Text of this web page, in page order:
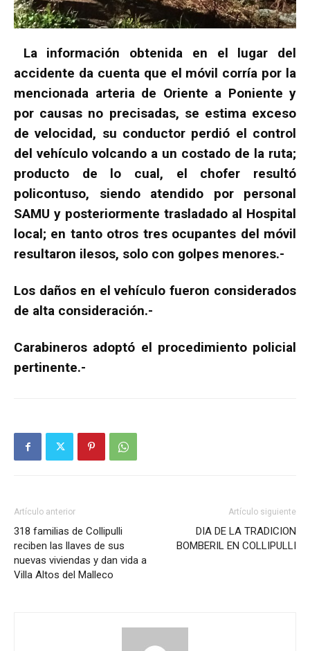
La información obtenida en el lugar del
accidente da cuenta que el móvil corría por la
mencionada arteria de Oriente a Poniente y
por causas no precisadas, se estima exceso
de velocidad, su conductor perdió el control
del vehículo volcando a un costado de la ruta;
producto de lo cual, el chofer resultó
policontuso, siendo atendido por personal
SAMU y posteriormente trasladado al Hospital
local; en tanto otros tres ocupantes del móvil
resultaron ilesos, solo con golpes menores.-
Los daños en el vehículo fueron considerados
de alta consideración.-
Carabineros adoptó el procedimiento policial
pertinente.-
Artículo anterior
318 familias de Collipulli
reciben las llaves de sus
nuevas viviendas y dan vida a
Villa Altos del Malleco
Artículo siguiente
DIA DE LA TRADICION
BOMBERIL EN COLLIPULLI